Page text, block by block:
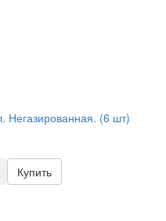
Негазированная. (6 шт)
Купить